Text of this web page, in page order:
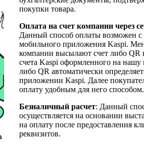
покупки товара.
Оплата на счет компании через
Данный способ оплаты возможен
мобильного приложения Kaspi.
компании высылают счет либо QR
счета Kaspi оформленного на
либо QR автоматически
приложении Kaspi. Далее
оплату удобным для него способом.
Безналичный расчет: Данный
осуществляется на основании
на оплату после предоставления
реквизитов.